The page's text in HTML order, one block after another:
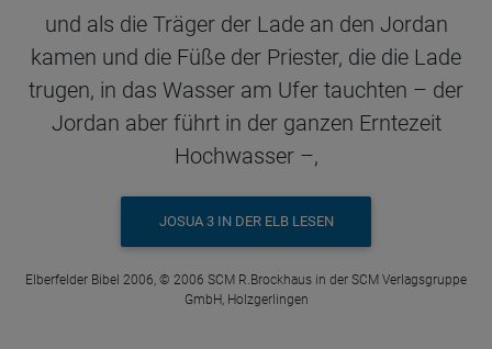
und als die Träger der Lade an den Jordan
kamen und die Füße der Priester, die die Lade
trugen, in das Wasser am Ufer tauchten – der
Jordan aber führt in der ganzen Erntezeit
Hochwasser –,
JOSUA 3 IN DER ELB LESEN
Elberfelder Bibel 2006, © 2006 SCM R.Brockhaus in der SCM Verlagsgruppe
GmbH, Holzgerlingen